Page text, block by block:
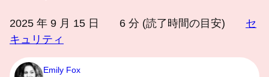
さ
2025 年 9 月 15 日 6 分 (読了時間の目安)
セ
キュリティ
Emily Fox